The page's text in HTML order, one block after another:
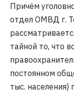
Причём
отдел ОМВД г.
тайной то, что
постоянном
тыс.